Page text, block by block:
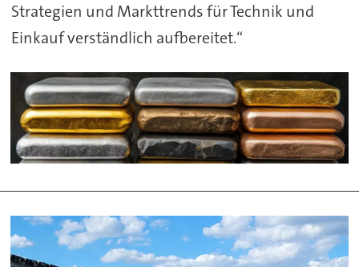
Strategien und Markttrends für Technik und
Einkauf verständlich aufbereitet.“